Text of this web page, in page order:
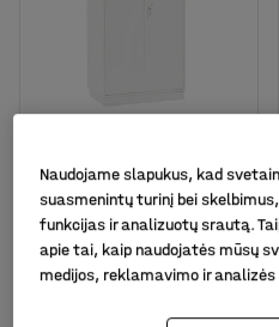
Atspari ugniai spinta
MIXTURE,
2095x1000x600 mm,
balta
Prekės kodas:755216
Naudojame slapukus, kad
suasmenintų turinį bei
funkcijas ir analizuotų srautą.
apie tai, kaip naudojatės mūsų
medijos, reklamavimo ir